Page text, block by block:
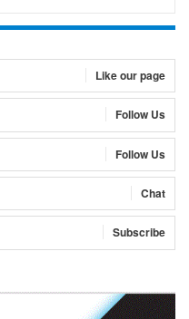
Like our page
Follow Us
Follow Us
Chat
Subscribe